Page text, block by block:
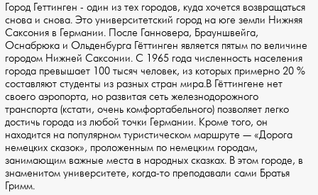
Город Геттинген - один из тех городов, куда хочется возвращаться
снова и снова. Это университетский город на юге земли Нижняя
Саксония в Германии. После Ганновера, Брауншвейга,
Оснабрюка и Ольденбурга Гёттинген является пятым по величине
городом Нижней Саксонии. С 1965 года численность населения
города превышает 100 тысяч человек, из которых примерно 20 %
составляют студенты из разных стран мира.В Гёттингене нет
своего аэропорта, но развитая сеть железнодорожного
транспорта (кстати, очень комфортабельного) позволяет легко
достичь города из любой точки Германии. Кроме того, он
находится на популярном туристическом маршруте — «Дорога
немецких сказок», проложенным по немецким городам,
занимающим важные места в народных сказках. В этом городе, в
знаменитом университете, когда-то преподавали сами Братья
Гримм.